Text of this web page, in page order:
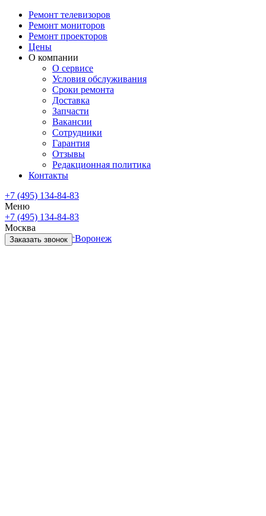
Ремонт телевизоров
Ремонт мониторов
Ремонт проекторов
Цены
О компании
О сервисе
Условия обслуживания
Сроки ремонта
Доставка
Запчасти
Вакансии
Сотрудники
Гарантия
Отзывы
Редакционная политика
Контакты
+7 (495) 134-84-83
Меню
+7 (495) 134-84-83
Москва
Санкт-ПетербургВоронеж
Заказать звонок